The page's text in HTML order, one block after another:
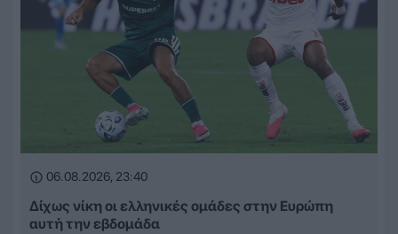
06.08.2026, 23:40
Δίχως νίκη οι ελληνικές ομάδες στην Ευρώπη
αυτή την εβδομάδα